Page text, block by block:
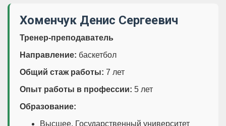
Хоменчук Денис Сергеевич
Тренер-преподаватель
Направление: баскетбол
Общий стаж работы: 7 лет
Опыт работы в профессии: 5 лет
Образование:
Высшее. Государственный университет